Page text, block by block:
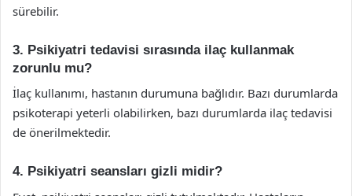
sürebilir.
3. Psikiyatri tedavisi sırasında ilaç kullanmak
zorunlu mu?
İlaç kullanımı, hastanın durumuna bağlıdır. Bazı durumlarda
psikoterapi yeterli olabilirken, bazı durumlarda ilaç tedavisi
de önerilmektedir.
4. Psikiyatri seansları gizli midir?